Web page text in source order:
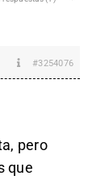
#3254076
pero
que